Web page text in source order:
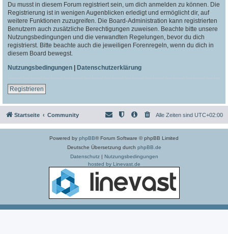
Du musst in diesem Forum registriert sein, um dich anmelden zu können. Die
Registrierung ist in wenigen Augenblicken erledigt und ermöglicht dir, auf
weitere Funktionen zuzugreifen. Die Board-Administration kann registrierten
Benutzern auch zusätzliche Berechtigungen zuweisen. Beachte bitte unsere
Nutzungsbedingungen und die verwandten Regelungen, bevor du dich
registrierst. Bitte beachte auch die jeweiligen Forenregeln, wenn du dich in
diesem Board bewegst.
Nutzungsbedingungen | Datenschutzerklärung
Registrieren
Startseite Community Alle Zeiten sind UTC+02:00
Powered by phpBB® Forum Software © phpBB Limited
Deutsche Übersetzung durch phpBB.de
Datenschutz| Nutzungsbedingungen
hosted by Linevast.de